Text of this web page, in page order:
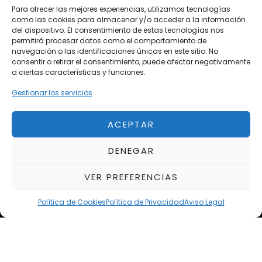
Para ofrecer las mejores experiencias, utilizamos tecnologías
como las cookies para almacenar y/o acceder a la información
del dispositivo. El consentimiento de estas tecnologías nos
permitirá procesar datos como el comportamiento de
navegación o las identificaciones únicas en este sitio. No
consentir o retirar el consentimiento, puede afectar negativamente
a ciertas características y funciones.
Gestionar los servicios
ACEPTAR
DENEGAR
VER PREFERENCIAS
Política de CookiesPolítica de PrivacidadAviso Legal
Vehículos de Ocasión
Próximos
Eclipse by SELECTO
Del 12/08/2026 al 12/08/2026
Exclusive Top Cars 2026
Del 02/10/2026 al 05/10/2026